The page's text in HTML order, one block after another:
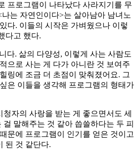
프로그램이 나타났다 사라지기를 무
는 자연인이다>는 살아남아 남녀노
다. 이들의 시작은 가벼웠으나 이렇
다고 했다.
다. 삶의 다양성, 이렇게 사는 사람도
으로 사는 게 다가 아니란 것 보여주
링에 조금 더 초점이 맞춰졌어요. 그
은 이들을 생각해 프로그램의 형태가
자의 사랑을 받는 게 좋으면서도 세
말해주는 것 같아 씁쓸하다는 두 피
문에 프로그램이 인기를 얻은 것이고
된 것 같단다.